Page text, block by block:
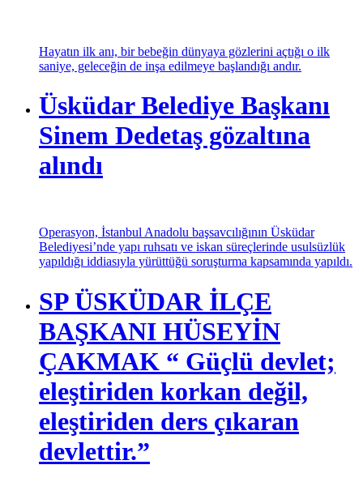
Hayatın ilk anı, bir bebeğin dünyaya gözlerini açtığı o ilk
saniye, geleceğin de inşa edilmeye başlandığı andır.
Üsküdar Belediye Başkanı
Sinem Dedetaş gözaltına
alındı
Operasyon, İstanbul Anadolu başsavcılığının Üsküdar
Belediyesi’nde yapı ruhsatı ve iskan süreçlerinde usulsüzlük
yapıldığı iddiasıyla yürüttüğü soruşturma kapsamında yapıldı.
SP ÜSKÜDAR İLÇE
BAŞKANI HÜSEYİN
ÇAKMAK “ Güçlü devlet;
eleştiriden korkan değil,
eleştiriden ders çıkaran
devlettir.”